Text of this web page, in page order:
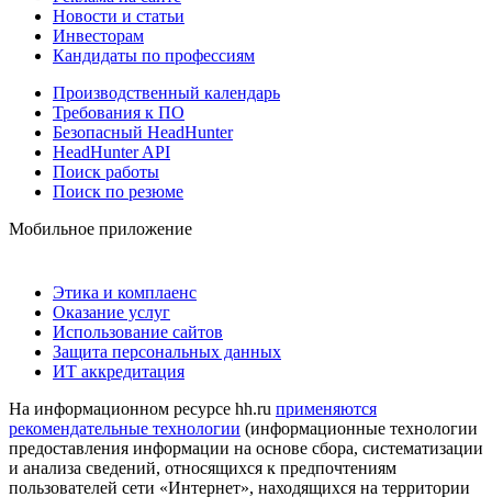
Новости и статьи
Инвесторам
Кандидаты по профессиям
Производственный календарь
Требования к ПО
Безопасный HeadHunter
HeadHunter API
Поиск работы
Поиск по резюме
Мобильное приложение
Этика и комплаенс
Оказание услуг
Использование сайтов
Защита персональных данных
ИТ аккредитация
На информационном ресурсе hh.ru применяются
рекомендательные технологии (информационные технологии
предоставления информации на основе сбора, систематизации
и анализа сведений, относящихся к предпочтениям
пользователей сети «Интернет», находящихся на территории